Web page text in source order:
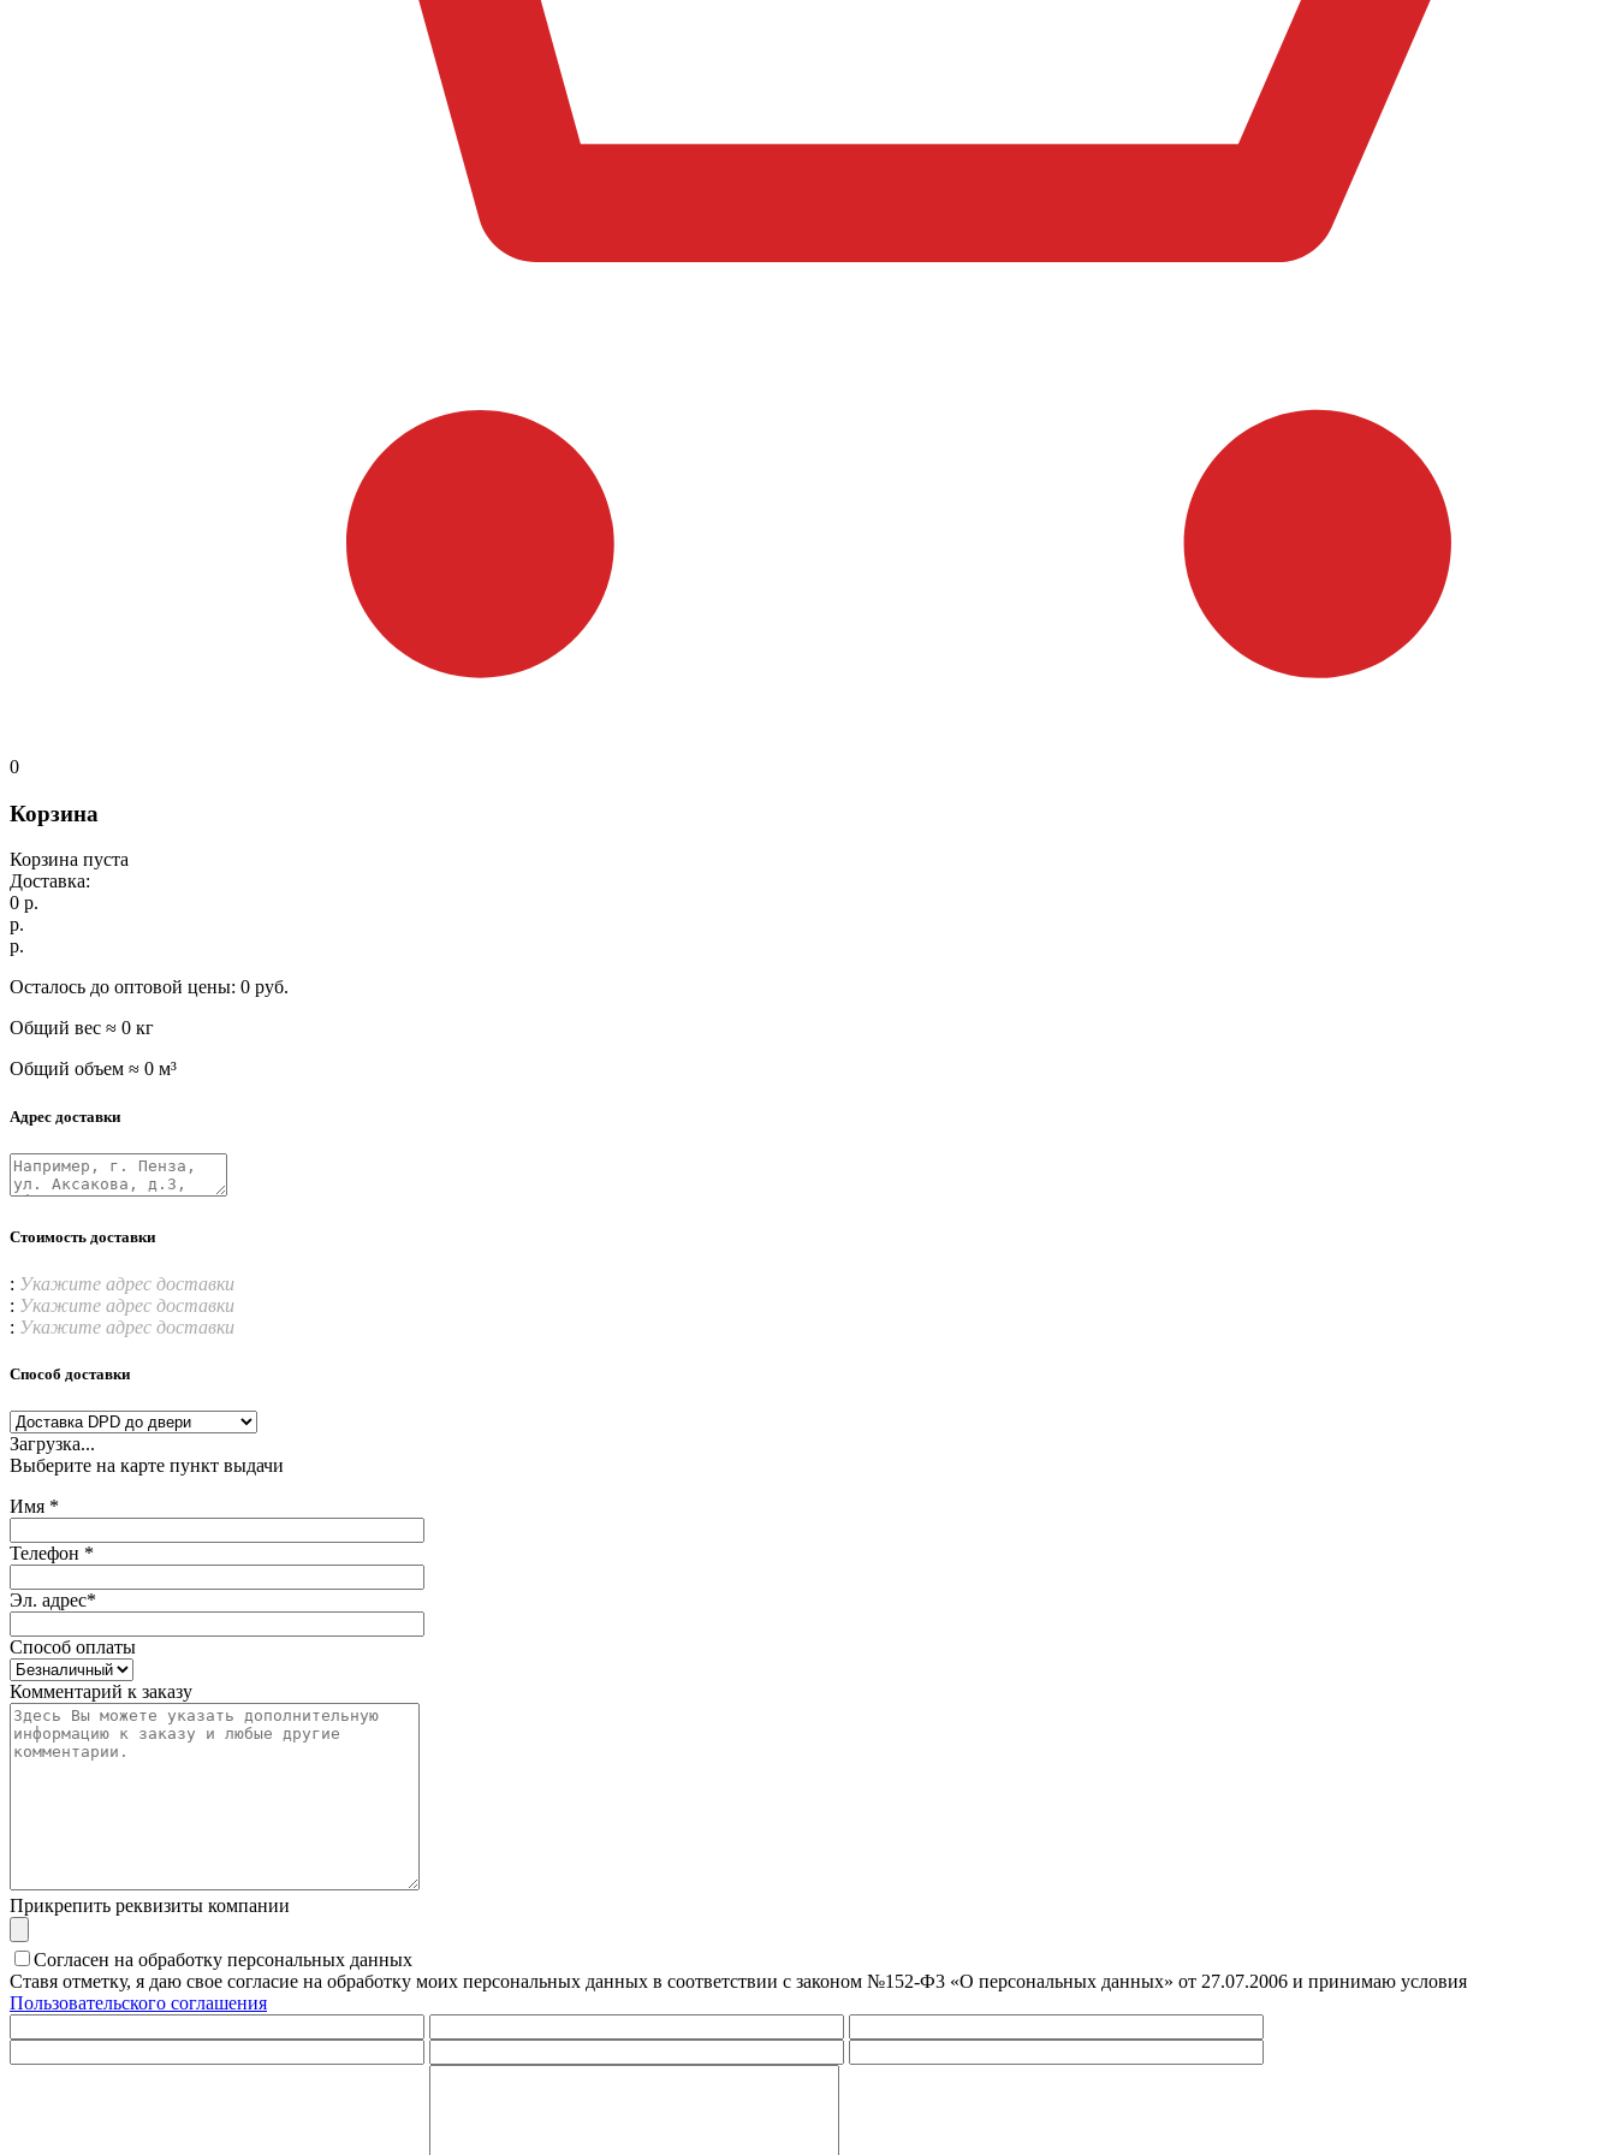
0
Корзина
Корзина пуста
Доставка:
0 р.
р.
р.
Осталось до оптовой цены: 0 руб.
Общий вес ≈ 0 кг
Общий объем ≈ 0 м³
Адрес доставки
Стоимость доставки
: Укажите адрес доставки
: Укажите адрес доставки
: Укажите адрес доставки
Способ доставки
Загрузка...
Выберите на карте пункт выдачи
Имя *
Телефон *
Эл. адрес*
Способ оплаты
Комментарий к заказу
Прикрепить реквизиты компании
Согласен на обработку персональных данных
Ставя отметку, я даю свое согласие на обработку моих персональных данных в соответствии с законом №152-Ф3 «О персональных данных» от 27.07.2006 и принимаю условия
Пользовательского соглашения